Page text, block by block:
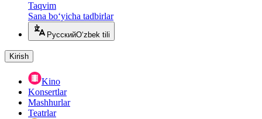
Taqvim
Sana bo‘yicha tadbirlar
РусскийO‘zbek tili
Kirish
Kino
Konsertlar
Mashhurlar
Teatrlar